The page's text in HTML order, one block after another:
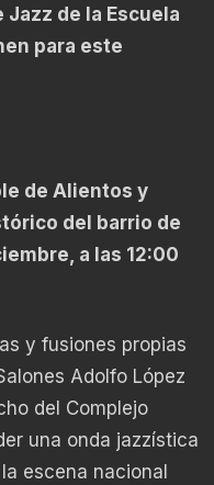
de la Escuela
para este
de Alientos y
del barrio de
a las 12:00
y fusiones propias
Adolfo López
del Complejo
una onda jazzística
escena nacional